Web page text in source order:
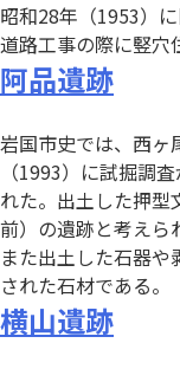
昭和28年（1953）
道路工事の際に竪穴
阿品遺跡
岩国市史では、西ヶ
（1993）に試掘調
れた。出土した押
前）の遺跡と考えら
また出土した石器
された石材である。
横山遺跡